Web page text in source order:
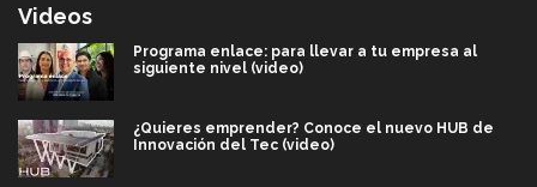
Videos
Programa enlace: para llevar a tu empresa al
siguiente nivel (video)
¿Quieres emprender? Conoce el nuevo HUB de
Innovación del Tec (video)